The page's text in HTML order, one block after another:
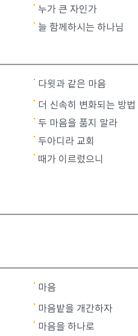
누가 큰 자인가
늘 함께하시는 하나님
다윗과 같은 마음
더 신속히 변화되는 방법
두 마음을 품지 말라
두아디라 교회
때가 이르렀으니
마음
마음밭을 개간하자
마음을 하나로